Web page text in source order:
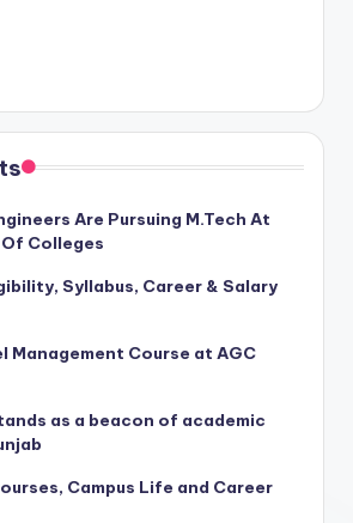
Are Pursuing M.Tech At
Colleges
Syllabus, Career & Salary
Management Course at AGC
as a beacon of academic
Campus Life and Career